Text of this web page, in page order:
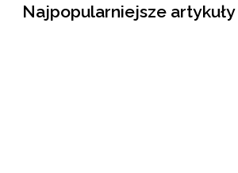
Najpopularniejsze artykuły